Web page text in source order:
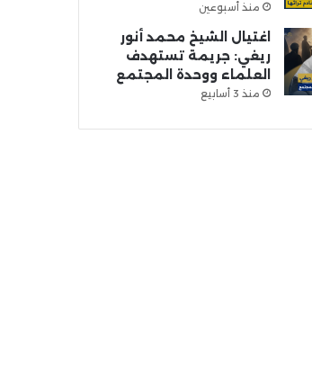
منذ أسبوعين
اغتيال الشيخ محمد أنور
ريغي: جريمة تستهدف
العلماء ووحدة المجتمع
منذ 3 أسابيع